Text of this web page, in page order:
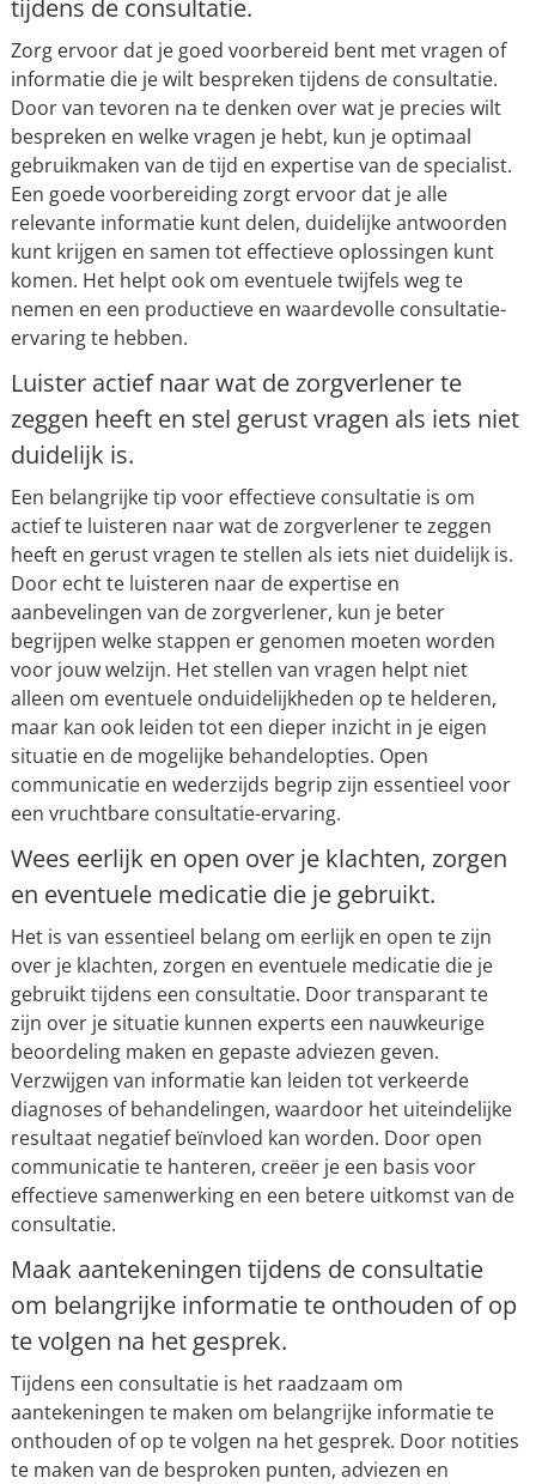
tijdens de consultatie.
Zorg ervoor dat je goed voorbereid bent met vragen of
informatie die je wilt bespreken tijdens de consultatie.
Door van tevoren na te denken over wat je precies wilt
bespreken en welke vragen je hebt, kun je optimaal
gebruikmaken van de tijd en expertise van de specialist.
Een goede voorbereiding zorgt ervoor dat je alle
relevante informatie kunt delen, duidelijke antwoorden
kunt krijgen en samen tot effectieve oplossingen kunt
komen. Het helpt ook om eventuele twijfels weg te
nemen en een productieve en waardevolle consultatie-
ervaring te hebben.
Luister actief naar wat de zorgverlener te
zeggen heeft en stel gerust vragen als iets niet
duidelijk is.
Een belangrijke tip voor effectieve consultatie is om
actief te luisteren naar wat de zorgverlener te zeggen
heeft en gerust vragen te stellen als iets niet duidelijk is.
Door echt te luisteren naar de expertise en
aanbevelingen van de zorgverlener, kun je beter
begrijpen welke stappen er genomen moeten worden
voor jouw welzijn. Het stellen van vragen helpt niet
alleen om eventuele onduidelijkheden op te helderen,
maar kan ook leiden tot een dieper inzicht in je eigen
situatie en de mogelijke behandelopties. Open
communicatie en wederzijds begrip zijn essentieel voor
een vruchtbare consultatie-ervaring.
Wees eerlijk en open over je klachten, zorgen
en eventuele medicatie die je gebruikt.
Het is van essentieel belang om eerlijk en open te zijn
over je klachten, zorgen en eventuele medicatie die je
gebruikt tijdens een consultatie. Door transparant te
zijn over je situatie kunnen experts een nauwkeurige
beoordeling maken en gepaste adviezen geven.
Verzwijgen van informatie kan leiden tot verkeerde
diagnoses of behandelingen, waardoor het uiteindelijke
resultaat negatief beïnvloed kan worden. Door open
communicatie te hanteren, creëer je een basis voor
effectieve samenwerking en een betere uitkomst van de
consultatie.
Maak aantekeningen tijdens de consultatie
om belangrijke informatie te onthouden of op
te volgen na het gesprek.
Tijdens een consultatie is het raadzaam om
aantekeningen te maken om belangrijke informatie te
onthouden of op te volgen na het gesprek. Door notities
te maken van de besproken punten, adviezen en